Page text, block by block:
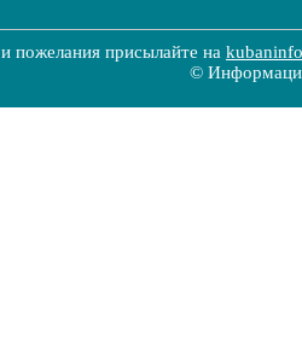
пожелания присылайте на
©